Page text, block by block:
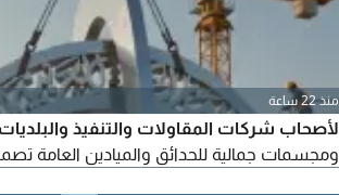
منذ 22 ساعة
لأصحاب شركات المقاولات والتنفيذ
ومجسمات جمالية للحدائق والميادين العامة